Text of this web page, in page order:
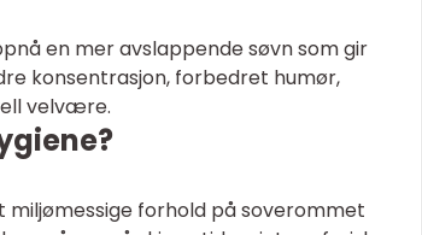
en mer avslappende søvn som gir
konsentrasjon, forbedret humør,
velvære.
forhold på soverommet